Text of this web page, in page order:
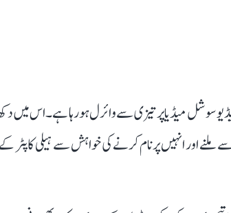
سوشل میڈیا پر تیزی سے وائرل ہو رہا ہے۔ اس میں
ملنے اور انہیں پرنام کرنے کی خواہش سے ہیلی کاپٹر